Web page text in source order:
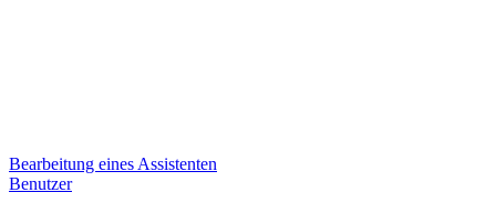
Bearbeitung eines Assistenten
Benutzer